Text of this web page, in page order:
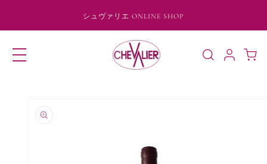
シュヴァリエ ONLINE SHOP
ロ
グ
イ
ー
報にス
キップ